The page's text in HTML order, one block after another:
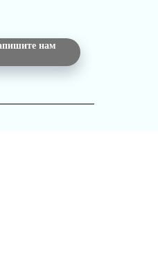
нам